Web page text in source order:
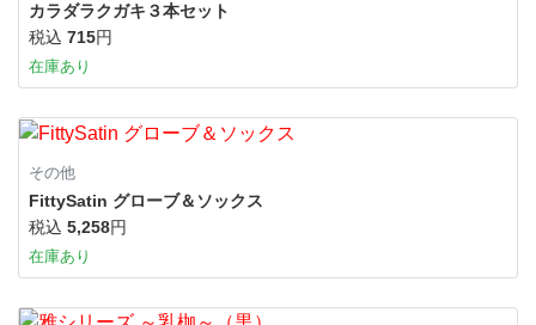
カラダラクガキ３本セット
税込 715円
在庫あり
その他
FittySatin グローブ＆ソックス
税込 5,258円
在庫あり